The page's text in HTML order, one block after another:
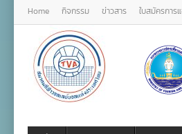
Home กิจกรรม ข่าวสาร ใบสมัครการ